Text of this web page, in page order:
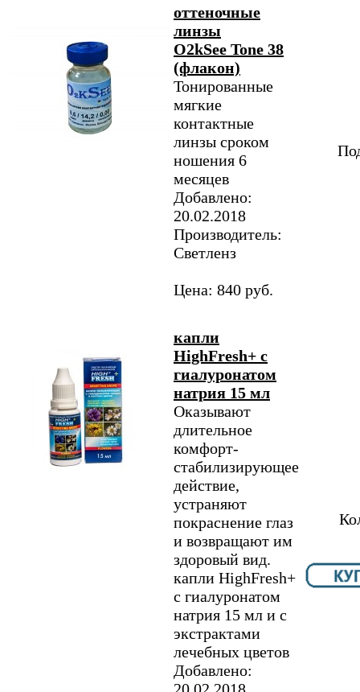
оттеночные
линзы
O2kSee Tone 38
(флакон)
Тонированные
мягкие
контактные
линзы сроком
ношения 6
месяцев
Добавлено:
20.02.2018
Производитель:
Светленз
Цена: 840 руб.
капли
HighFresh+ с
гиалуронатом
натрия 15 мл
Оказывают
длительное
комфорт-
стабилизирующее
действие,
устраняют
покраснение глаз
и возвращают им
здоровый вид.
капли HighFresh+
с гиалуронатом
натрия 15 мл и с
экстрактами
лечебных цветов
Добавлено: